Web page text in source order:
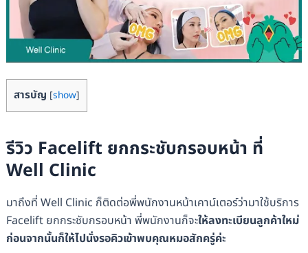
สารบัญ [show]
รีวิว Facelift ยกกระชับกรอบหน้า ที่
Well Clinic
มาถึงที่ Well Clinic ก็ติดต่อพี่พนักงานหน้าเคาน์เตอร์ว่ามาใช้บริการ
Facelift ยกกระชับกรอบหน้า พี่พนักงานก็จะให้ลงทะเบียนลูกค้าใหม่
ก่อนจากนั้นก็ให้ไปนั่งรอคิวเข้าพบคุณหมอสักครู่ค่ะ